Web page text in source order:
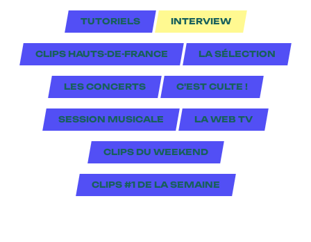
TUTORIELS INTERVIEW
CLIPS HAUTS-DE-FRANCE LA SÉLECTION
LES CONCERTS C'EST CULTE !
SESSION MUSICALE LA WEB TV
CLIPS DU WEEKEND
CLIPS #1 DE LA SEMAINE